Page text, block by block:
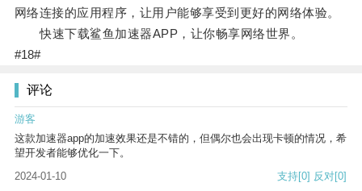
网络连接的应用程序，让用户能够享受到更好的网络体验。
快速下载鲨鱼加速器APP，让你畅享网络世界。
#18#
评论
游客
这款加速器app的加速效果还是不错的，但偶尔也会出现卡顿的情况，希
望开发者能够优化一下。
2024-01-10
支持[0] 反对[0]